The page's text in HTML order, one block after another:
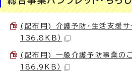
(配布用) 介護予防・生活支援サ
136.8KB）
(配布用) 一般介護予防事業の
186.9KB）